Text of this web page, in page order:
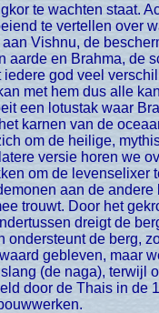
te vertellen over
Vishnu, de
en Brahma, de
god veel
met hem dus alle
een lotustak waar
karnen van de
om de heilige,
versie horen we
om de
aan de
trouwt. Door het
dreigt de
de berg,
gebleven, maar
(de naga), terwijl
door de Thais in de